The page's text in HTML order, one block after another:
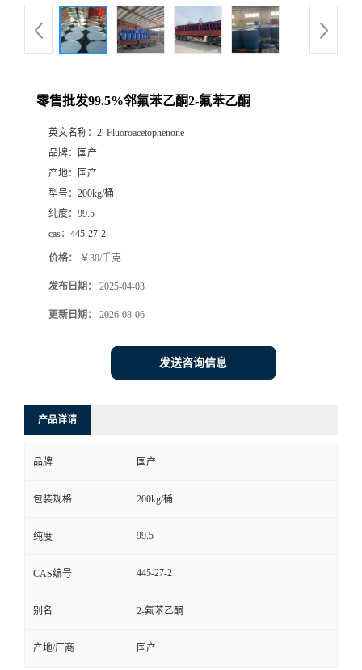
零售批发99.5%邻氟苯乙酮2-氟苯乙酮
英文名称： 2'-Fluoroacetophenone
品牌：
国产
产地：
国产
型号： 200kg/桶
纯度： 99.5
cas： 445-27-2
价格： ￥30/千克
发布日期： 2025-04-03
更新日期： 2026-08-06
发送咨询信息
产品详请
品牌 国产
包装规格 200kg/桶
纯度 99.5
CAS编号 445-27-2
别名 2-氟苯乙酮
产地/厂商 国产